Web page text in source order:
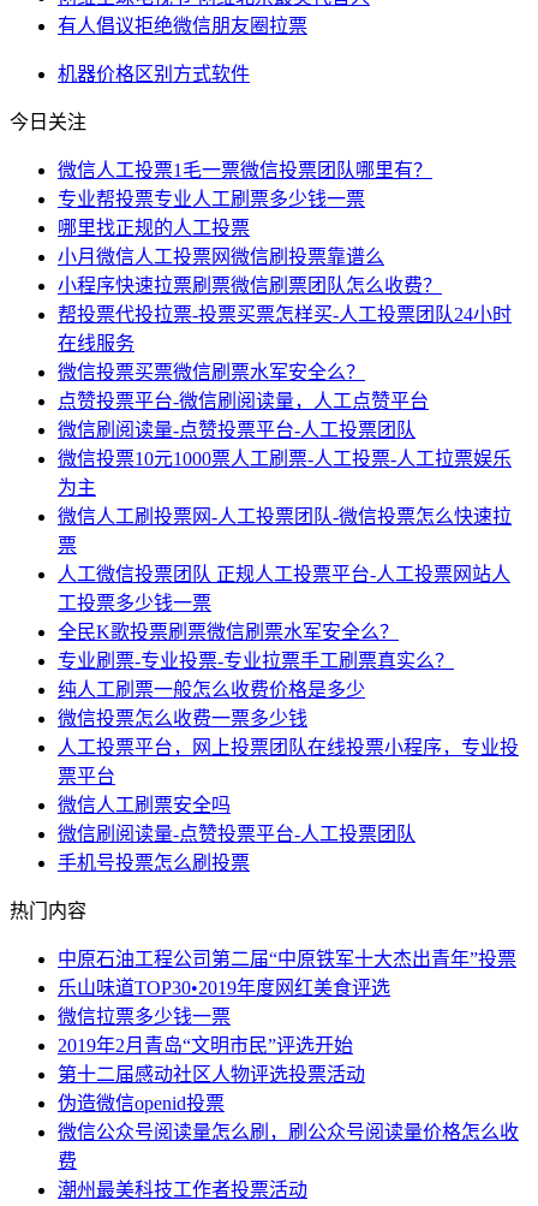
有人倡议拒绝微信朋友圈拉票
机器价格区别 方式软件
今日关注
微信人工投票1毛一票微信投票团队哪里有？
专业帮投票专业人工刷票多少钱一票
哪里找正规的人工投票
小月微信人工投票网微信刷投票靠谱么
小程序快速拉票刷票微信刷票团队怎么收费？
帮投票代投拉票-投票买票怎样买-人工投票团队24小时
在线服务
微信投票买票微信刷票水军安全么？
点赞投票平台-微信刷阅读量，人工点赞平台
微信刷阅读量-点赞投票平台-人工投票团队
微信投票10元1000票人工刷票-人工投票-人工拉票娱乐
为主
微信人工刷投票网-人工投票团队-微信投票怎么快速拉
票
人工微信投票团队 正规人工投票平台-人工投票网站人
工投票多少钱一票
全民K歌投票刷票微信刷票水军安全么？
专业刷票-专业投票-专业拉票手工刷票真实么？
纯人工刷票一般怎么收费价格是多少
微信投票怎么收费一票多少钱
人工投票平台，网上投票团队在线投票小程序，专业投
票平台
微信人工刷票安全吗
微信刷阅读量-点赞投票平台-人工投票团队
手机号投票怎么刷投票
热门内容
中原石油工程公司第二届“中原铁军十大杰出青年”投票
乐山味道TOP30•2019年度网红美食评选
微信拉票多少钱一票
2019年2月青岛“文明市民”评选开始
第十二届感动社区人物评选投票活动
伪造微信openid投票
微信公众号阅读量怎么刷，刷公众号阅读量价格怎么收
费
潮州最美科技工作者投票活动